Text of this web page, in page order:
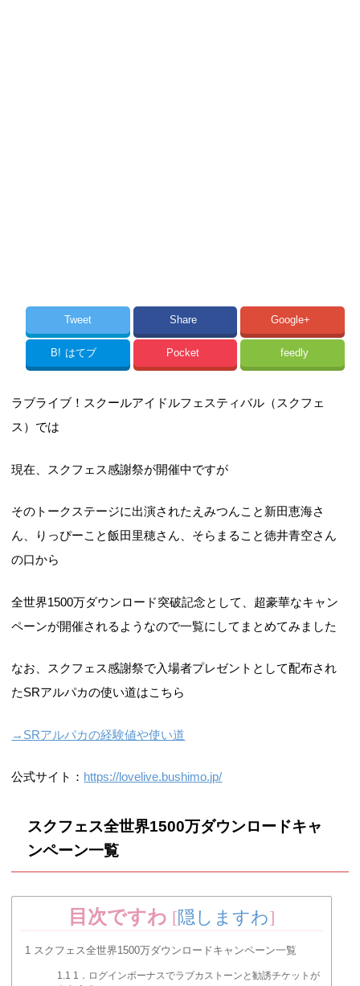
Tweet Share Google+
B! はてブ Pocket feedly
ラブライブ！スクールアイドルフェスティバル（スクフェ
ス）では
現在、スクフェス感謝祭が開催中ですが
そのトークステージに出演されたえみつんこと新田恵海さ
ん、りっぴーこと飯田里穂さん、そらまること徳井青空さん
の口から
全世界1500万ダウンロード突破記念として、超豪華なキャン
ペーンが開催されるようなので一覧にしてまとめてみました
なお、スクフェス感謝祭で入場者プレゼントとして配布され
たSRアルパカの使い道はこちら
→SRアルパカの経験値や使い道
公式サイト： https://lovelive.bushimo.jp/
スクフェス全世界1500万ダウンロードキャ
ンペーン一覧
目次ですわ [隠しますわ]
1 スクフェス全世界1500万ダウンロードキャンペーン一覧
1.1
1．ログインボーナスでラブカストーンと勧誘チケットが